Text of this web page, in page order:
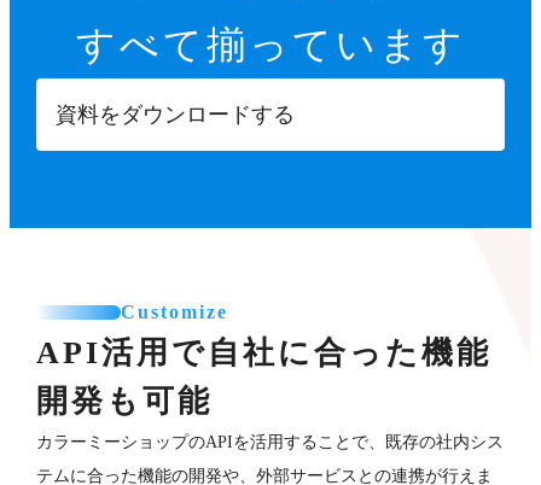
すべて揃っています
資料をダウンロードする
Customize
API活用で自社に合った機能
開発も可能
カラーミーショップのAPIを活用することで、既存の社内シス
テムに合った機能の開発や、外部サービスとの連携が行えま